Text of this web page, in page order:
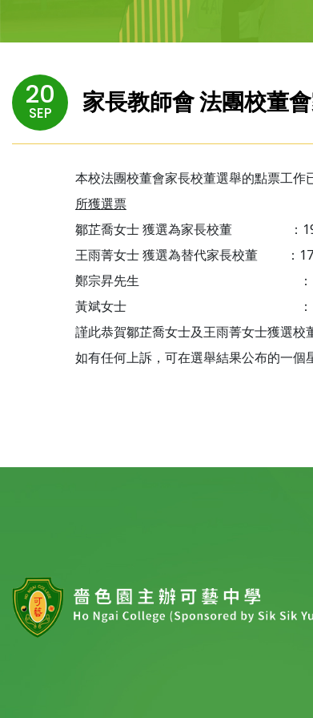
20
SEP 家長教師會 法團校董
本校法團校董會家長校董選舉的點票工作
所獲選票
鄒芷喬女士 獲選為家長校董 ：
王雨菁女士 獲選為替代家長校董 ：
鄭宗昇先生 ：
黃斌女士 ：
謹此恭賀鄒芷喬女士及王雨菁女士獲選校
如有任何上訴，可在選舉結果公布的一個